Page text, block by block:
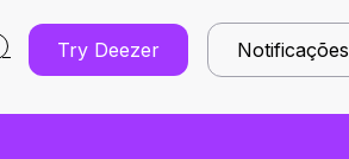
Try Deezer Notificações